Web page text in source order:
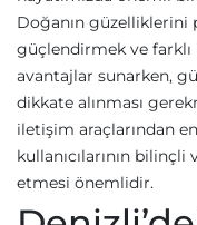
Doğanın güzelliklerini
güçlendirmek ve
avantajlar sunarken,
dikkate alınması
iletişim araçlarından
kullanıcılarının
etmesi önemlidir.